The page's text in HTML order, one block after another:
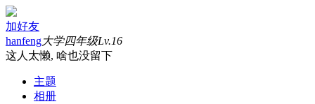
加好友
hanfeng大学四年级Lv.16
这人太懒, 啥也没留下
主题
相册